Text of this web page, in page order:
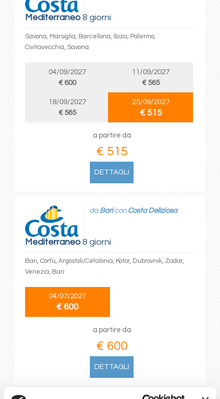
Mediterraneo8 giorni
Savona, Marsiglia, Barcellona, Ibiza, Palermo,
Civitavecchia, Savona
04/09/2027
€ 600
11/09/2027
€ 565
18/09/2027
€ 565
25/09/2027
€ 515
a partire da
€ 515
DETTAGLI
Mediterraneo8 giorni
da Baricon Costa Deliziosa
Bari, Corfù, Argostoli/Cefalonia, Kotor, Dubrovnik, Zadar,
Venezia, Bari
04/07/2027
€ 600
a partire da
€ 600
DETTAGLI